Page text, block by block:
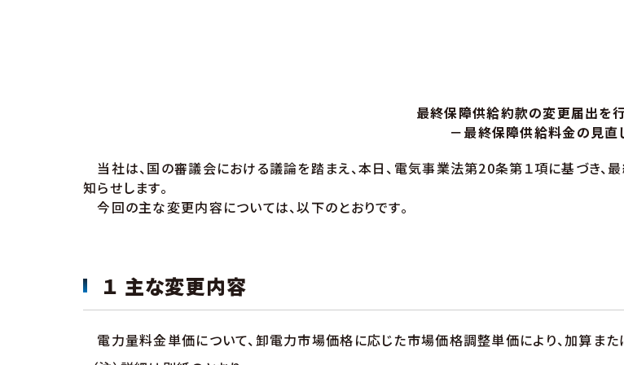
最終保障供給約款の変更届出を
－最終保障供給料金の見直
当社は、国の審議会における議論を踏まえ、本日、電気事業法第20条第１項に基づき
知らせします。
今回の主な変更内容については、以下のとおりです。
１ 主な変更内容
電力量料金単価について、卸電力市場価格に応じた市場価格調整単価により、加算また